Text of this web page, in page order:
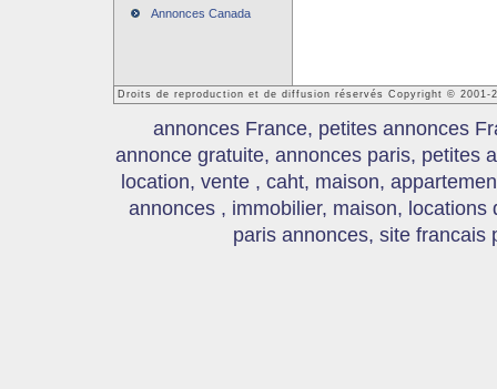
Annonces Canada
Droits de reproduction et de diffusion réservés Copyright © 2001-
annonces France, petites annonces
annonce gratuite, annonces paris, petites
location, vente , caht, maison,
annonces , immobilier, maison,
paris annonces, site francais